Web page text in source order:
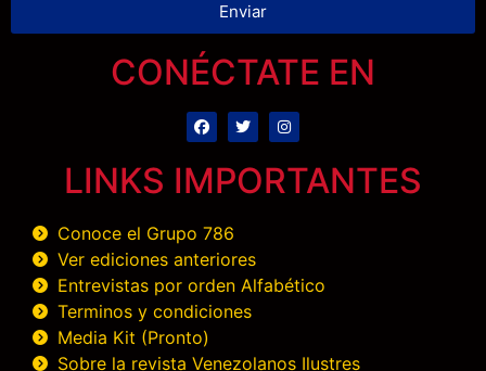
Enviar
CONÉCTATE EN
LINKS IMPORTANTES
Conoce el Grupo 786
Ver ediciones anteriores
Entrevistas por orden Alfabético
Terminos y condiciones
Media Kit (Pronto)
Sobre la revista Venezolanos Ilustres